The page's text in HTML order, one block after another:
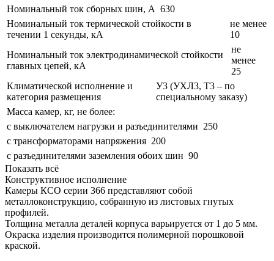
Номинальный ток сборных шин, А 630
Номинальный ток термической стойкости в
течении 1 секунды, кА
не менее
10
Номинальный ток электродинамической стойкости
главных цепей, кА
не
менее
25
Климатической исполнение и
категория размещения
У3 (УХЛ3, Т3 – по
специальному заказу)
Масса камер, кг, не более:
с выключателем нагрузки и разъединителями 250
с трансформаторами напряжения 200
с разъединителями заземления обоих шин 90
Показать всё
Конструктивное исполнение
Камеры КСО серии 366 представляют собой
металлоконструкцию, собранную из листовых гнутых
профилей.
Толщина металла деталей корпуса варьируется от 1 до 5 мм.
Окраска изделия производится полимерной порошковой
краской.